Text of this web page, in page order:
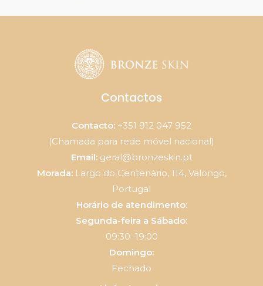
Contactos
Contacto: +351 912 047 952
(Chamada para rede móvel nacional)
Email: geral@bronzeskin.pt
Morada:Largo do Centenário, 114, Valongo,
Portugal
Horário de atendimento:
Segunda-feira a Sábado:
09:30–19:00
Domingo:
Fechado